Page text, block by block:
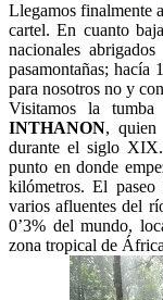
Llegamos finalmente
cartel. En cuanto
nacionales
pasamontañas; hacía
para nosotros no y
Visitamos la
INTHANON, quien
durante el siglo
punto en donde
kilómetros. El paseo
varios afluentes del
0’3% del mundo,
zona tropical de